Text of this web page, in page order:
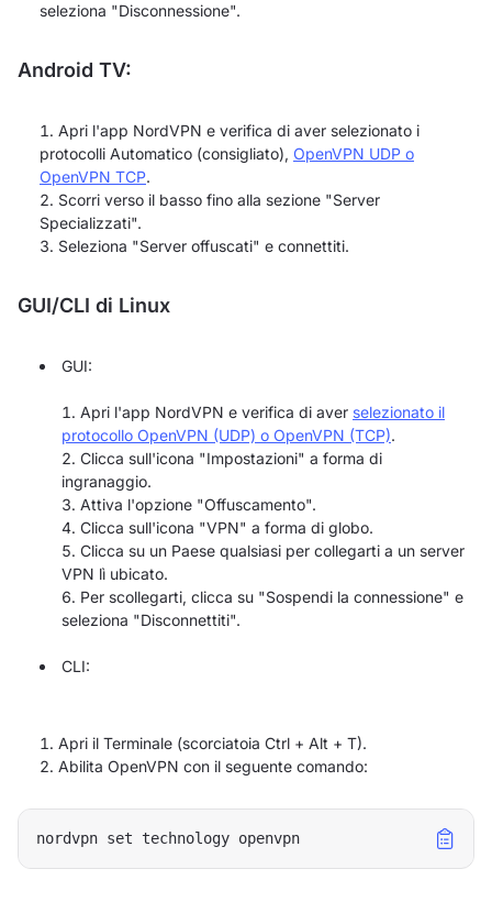
seleziona "Disconnessione".
Android TV:
Apri l'app NordVPN e verifica di aver selezionato i
protocolli Automatico (consigliato), OpenVPN UDP o
OpenVPN TCP.
Scorri verso il basso fino alla sezione "Server
Specializzati".
Seleziona "Server offuscati" e connettiti.
GUI/CLI di Linux
GUI:
Apri l'app NordVPN e verifica di aver selezionato il
protocollo OpenVPN (UDP) o OpenVPN (TCP).
Clicca sull'icona "Impostazioni" a forma di
ingranaggio.
Attiva l'opzione "Offuscamento".
Clicca sull'icona "VPN" a forma di globo.
Clicca su un Paese qualsiasi per collegarti a un server
VPN lì ubicato.
Per scollegarti, clicca su "Sospendi la connessione" e
seleziona "Disconnettiti".
CLI:
Apri il Terminale (scorciatoia Ctrl + Alt + T).
Abilita OpenVPN con il seguente comando:
nordvpn set technology openvpn